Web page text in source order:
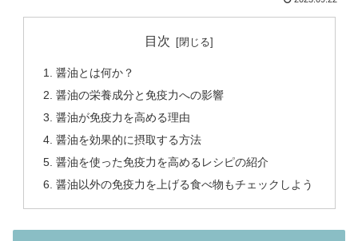
目次
醤油とは何か？
醤油の栄養成分と免疫力への影響
醤油が免疫力を高める理由
醤油を効果的に摂取する方法
醤油を使った免疫力を高めるレシピの紹介
醤油以外の免疫力を上げる食べ物もチェックしよう